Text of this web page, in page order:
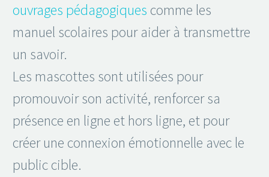
ouvrages pédagogiques comme les
manuel scolaires pour aider à transmettre
un savoir.
Les mascottes sont utilisées pour
promouvoir son activité, renforcer sa
présence en ligne et hors ligne, et pour
créer une connexion émotionnelle avec le
public cible.